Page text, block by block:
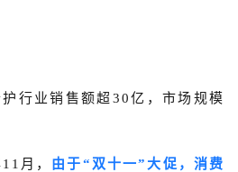
行业销售额超30亿，市场规模
月， 由于“双十一”大促，消费